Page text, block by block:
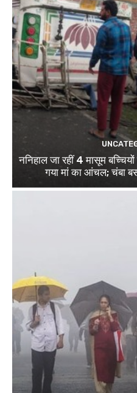
ननिहाल जा रहीं 4 मासूम
गया मां का आंचल; चंबा